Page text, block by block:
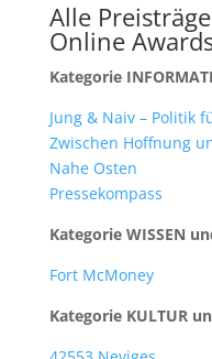
Alle
Online
Kategorie
Jung & Naiv – Politik
Zwischen Hoffnung
Nahe Osten
Pressekompass
Kategorie WISSEN
Fort McMoney
Kategorie KULTUR